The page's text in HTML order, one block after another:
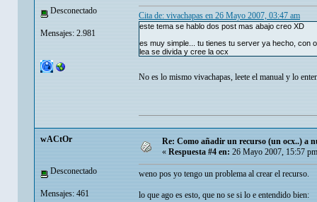
Desconectado
Mensajes: 2.981
Cita de: vivachapas en 26 Mayo 2007, 03:47 am
este tema se hablo dos post mas abajo creo XD
es muy simple... tu tienes tu server ya hecho, con
lea se divida y cree la ocx
No es lo mismo vivachapas, leete el manual y lo
wACtOr
Desconectado
Mensajes: 461
Re: Como añadir un recurso (un ocx..) a
«Respuesta #4 en:26 Mayo 2007, 15:57
weno pos yo tengo un problema al crear el recurso.
lo que ago es esto, que no se si lo e entendido bien: